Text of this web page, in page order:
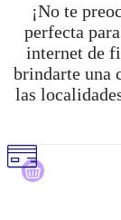
¡No te
perfecta
internet de
brindarte una
las